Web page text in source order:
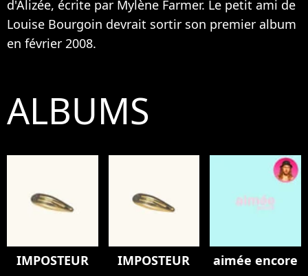
d'Alizée, écrite par Mylène Farmer. Le petit ami de
Louise Bourgoin devrait sortir son premier album
en février 2008.
ALBUMS
IMPOSTEUR IMPOSTEUR aimée encore